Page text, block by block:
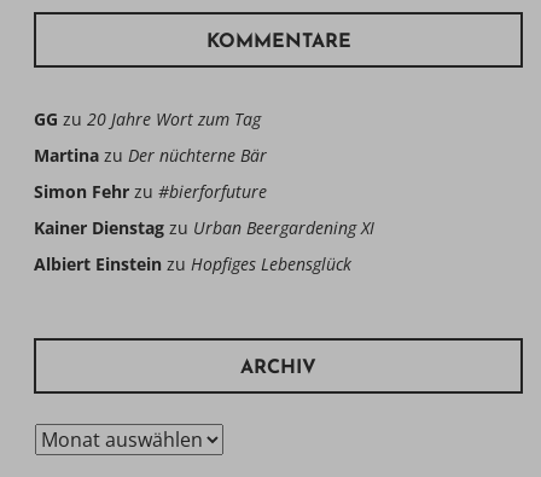
KOMMENTARE
GG zu 20 Jahre Wort zum Tag
Martina zu Der nüchterne Bär
Simon Fehr zu #bierforfuture
Kainer Dienstag zu Urban Beergardening XI
Albiert Einstein zu Hopfiges Lebensglück
ARCHIV
Archiv